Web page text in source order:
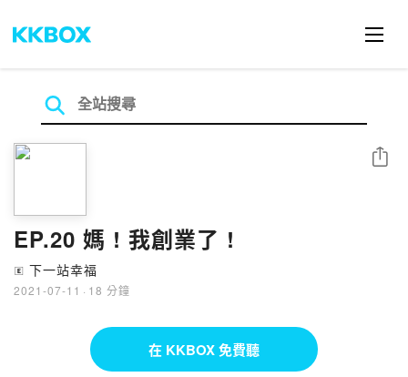
EP.20 媽 ! 我創業了 !
🄴 下一站幸福
2021-07-11 · 18 分鐘
分享
在 KKBOX 免費聽